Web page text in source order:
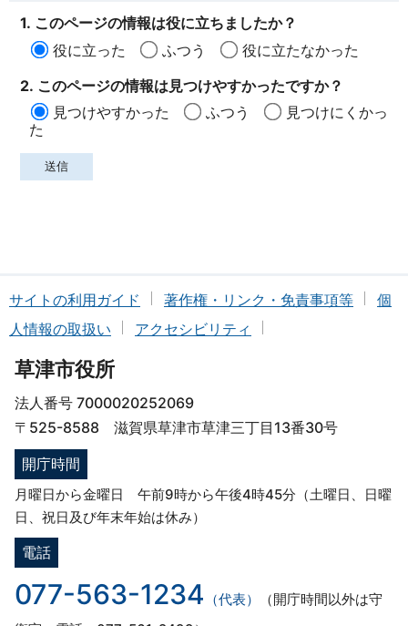
1. このページの情報は役に立ちましたか？
役に立った
ふつう
役に立たなかった
2. このページの情報は見つけやすかったですか？
見つけやすかった
ふつう
見つけにくかっ
た
サイトの利用ガイド 著作権・リンク・免責事項等
個
人情報の取扱い
アクセシビリティ
草津市役所
法人番号 7000020252069
〒525-8588 滋賀県草津市草津三丁目13番30号
開庁時間
月曜日から金曜日 午前9時から午後4時45分（土曜日、日曜
日、祝日及び年末年始は休み）
電話
077-563-1234 （代表）
（開庁時間以外は守